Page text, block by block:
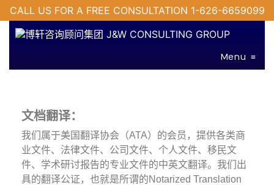
CALL US FOR A FREE CONSULTATION 1-626-6659099
Menu ≡
文档翻译：
我们属于美国翻译协会（ATA）的会员，提供各类商
业文件、法律文件、公司文件、个人文件、移民文
件、学术研讨报告的专业文件的中英文翻译。我们出
具的翻译公证，也就是所谓的Notarized Translation